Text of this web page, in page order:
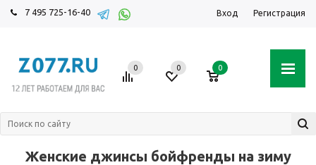
7 495 725-16-40 Вход Регистрация
0 0 0
Женские джинсы бойфренды на зиму